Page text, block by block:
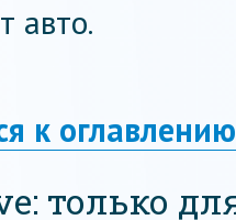
авто.
к оглавлению
только